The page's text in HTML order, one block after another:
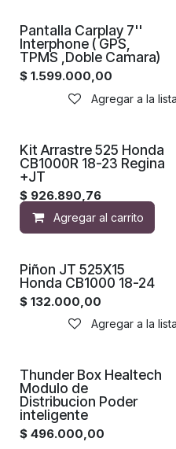
Pantalla Carplay 7''
Interphone ( GPS,
TPMS ,Doble Camara)
$ 1.599.000,00
Agregar a la
Kit Arrastre 525 Honda
CB1000R 18-23 Regina
+JT
$ 926.890,76
Agregar al carrito
Piñon JT 525X15
Honda CB1000 18-24
$ 132.000,00
Agregar a la
Thunder Box Healtech
Modulo de
Distribucion Poder
inteligente
$ 496.000,00